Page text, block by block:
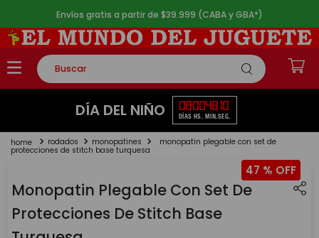
Envíos gratis a partir de $39.999 (CABA y GBA*)
Buscar
TÉRMINOS MÁS BUSCADOS
2.
lego
4.
monopatin
5
toy story
DÍA DEL NIÑO 08
DÍAS
00
HS.
48
MIN.
10
SEG.
rodados monopatines monopatin plegable con set de
protecciones de stitch base turquesa
47 %
Monopatin Plegable Con Set De
Protecciones De Stitch Base